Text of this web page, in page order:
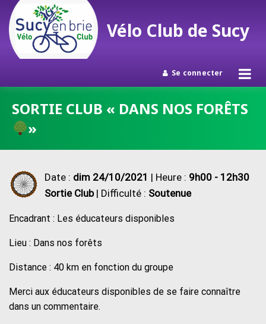
contenu
Vélo Club de Sucy
Se connecter
SORTIE CLUB « DANS NOS FORÊTS
»
Date : dim 24/10/2021 | Heure : 9h00 - 12h30
Sortie Club| Difficulté : Soutenue
Encadrant : Les éducateurs disponibles
Lieu : Dans nos forêts
Distance : 40 km en fonction du groupe
Merci aux éducateurs disponibles de se faire connaître
dans un commentaire.